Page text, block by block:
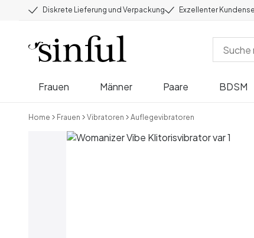
Diskrete Lieferung und Verpackung Exzellenter
Frauen Männer Paare BDSM
Home Frauen Vibratoren Auflegevibratoren